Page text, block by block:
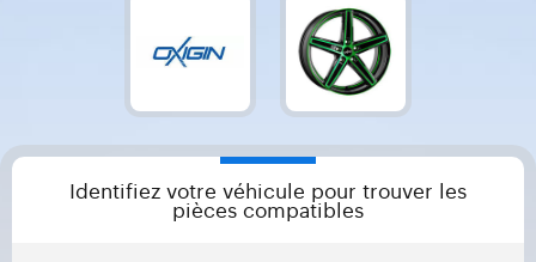
Identifiez votre véhicule pour trouver les
pièces compatibles